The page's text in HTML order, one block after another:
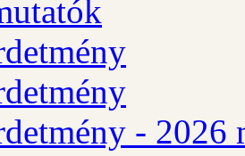
- 2026